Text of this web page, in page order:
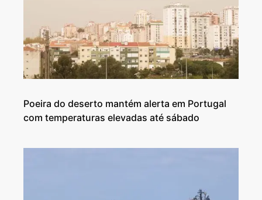
Poeira do deserto mantém alerta em Portugal
com temperaturas elevadas até sábado